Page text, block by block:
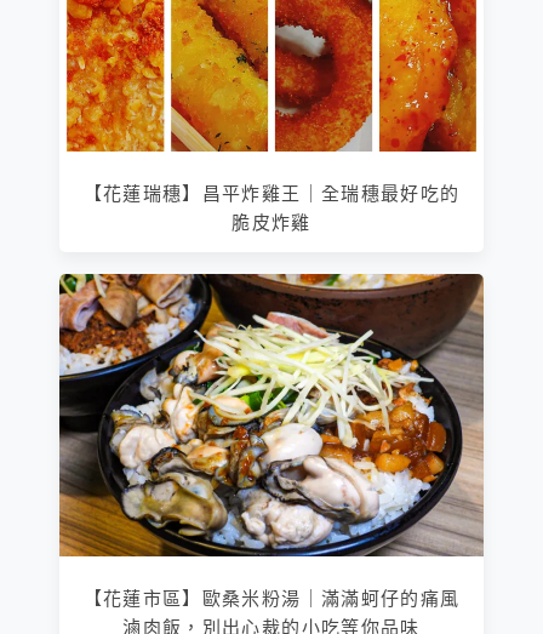
【花蓮瑞穗】昌平炸雞王｜全瑞穗最好吃的
脆皮炸雞
【花蓮市區】歐桑米粉湯｜滿滿蚵仔的痛風
滷肉飯，別出心裁的小吃等你品味